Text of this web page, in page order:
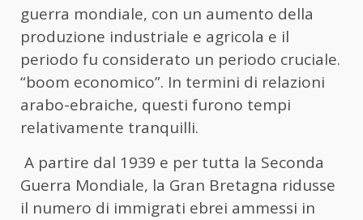
guerra mondiale, con un aumento della
produzione industriale e agricola e il
periodo fu considerato un periodo cruciale.
“boom economico”. In termini di relazioni
arabo-ebraiche, questi furono tempi
relativamente tranquilli.
A partire dal 1939 e per tutta la Seconda
Guerra Mondiale, la Gran Bretagna ridusse
il numero di immigrati ebrei ammessi in